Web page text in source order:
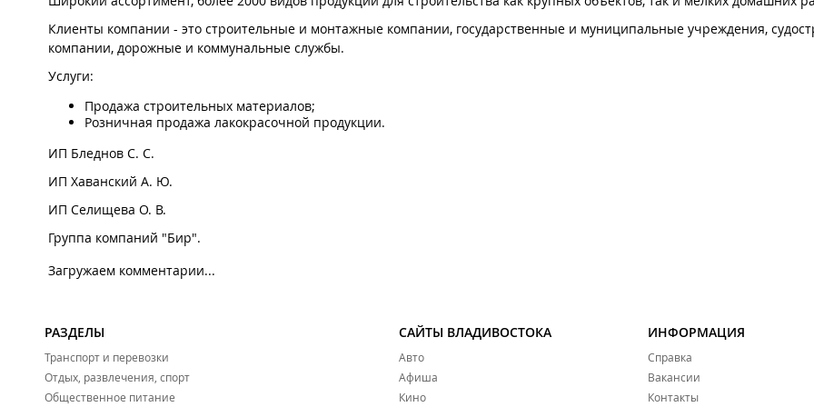
Клиенты компании - это строительные и монтажные компании, государственные и муниципальные учреждения,
компании, дорожные и коммунальные службы.
Услуги:
Продажа строительных материалов;
Розничная продажа лакокрасочной продукции.
ИП Бледнов С. С.
ИП Хаванский А. Ю.
ИП Селищева О. В.
Группа компаний "Бир".
Загружаем комментарии...
РАЗДЕЛЫ
Транспорт и перевозки
Отдых, развлечения, спорт
Общественное питание
САЙТЫ ВЛАДИВОСТОКА
Авто
Афиша
Кино
ИНФОРМАЦИЯ
Справка
Вакансии
Контакты